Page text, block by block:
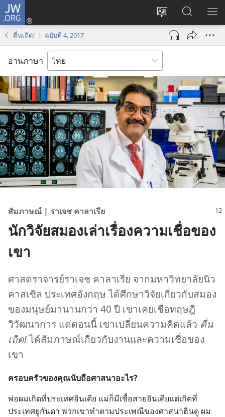
JW.ORG
เปลี่ยน
ภาษา
เข้า
(เปิด
ใหม่)
ค้นหา
ใน
JW.ORG
แส
ตื่นเถิด! | ฉบับที่ 4, 2017
อ่านภาษา
สัมภาษณ์ | ราเจช คาลาเรีย
นักวิจัยสมองเล่าเรื่องความเชื่อของ
เขา
ศาสตราจารย์​ราเจช คาลาเรีย จาก​มหาวิทยาลัย​นิว
คาสเซิล ประเทศ​อังกฤษ ได้​ศึกษา​วิจัย​เกี่ยว​กับ​สมอง​
ของ​มนุษย์​มา​นาน​กว่า 40 ปี เขา​เคย​เชื่อ​ทฤษฎี​
วิวัฒนาการ แต่​ตอน​นี้ เขา​เปลี่ยน​ความ​คิด​แล้ว ตื่น
เถิด!ได้​สัมภาษณ์​เกี่ยว​กับ​งาน​และ​ความ​เชื่อ​ของ​
เขา
ครอบครัว​ของ​คุณ​นับถือ​ศาสนา​อะไร?
พ่อ​ผม​เกิด​ที่​ประเทศ​อินเดีย แม่​ก็​มี​เชื้อ​สาย​อินเดีย​แต่​เกิด​ที่​
ประเทศ​ยูกันดา พวก​เขา​ทำ​ตาม​ประเพณี​ของ​ศาสนา​ฮินดู ผม​